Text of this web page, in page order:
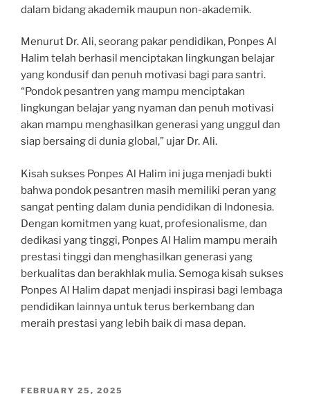
dalam bidang akademik maupun non-akademik.
Menurut Dr. Ali, seorang pakar pendidikan, Ponpes Al
Halim telah berhasil menciptakan lingkungan belajar
yang kondusif dan penuh motivasi bagi para santri.
“Pondok pesantren yang mampu menciptakan
lingkungan belajar yang nyaman dan penuh motivasi
akan mampu menghasilkan generasi yang unggul dan
siap bersaing di dunia global,” ujar Dr. Ali.
Kisah sukses Ponpes Al Halim ini juga menjadi bukti
bahwa pondok pesantren masih memiliki peran yang
sangat penting dalam dunia pendidikan di Indonesia.
Dengan komitmen yang kuat, profesionalisme, dan
dedikasi yang tinggi, Ponpes Al Halim mampu meraih
prestasi tinggi dan menghasilkan generasi yang
berkualitas dan berakhlak mulia. Semoga kisah sukses
Ponpes Al Halim dapat menjadi inspirasi bagi lembaga
pendidikan lainnya untuk terus berkembang dan
meraih prestasi yang lebih baik di masa depan.
POSTED
FEBRUARY 25, 2025